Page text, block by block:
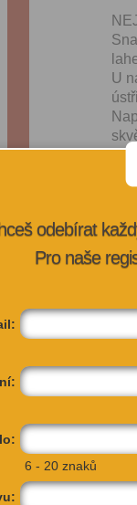
U
A
odebírat
Pro naše
6 - 20 znaků